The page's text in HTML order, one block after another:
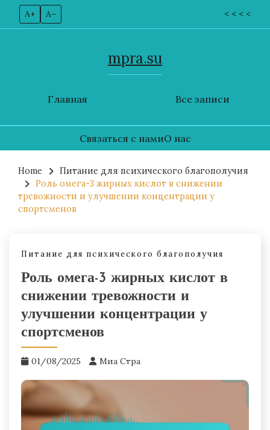
A+ A– < < < <
Главная
mpra.su
Все записи
Связаться с намиО нас
content
Home
Питание для психического благополучия
Роль омега-3 жирных кислот в снижении
тревожности и улучшении концентрации у
спортсменов
Питание для психического благополучия
Роль омега-3 жирных кислот в
снижении тревожности и
улучшении концентрации у
спортсменов
01/08/2025 Миа Стра